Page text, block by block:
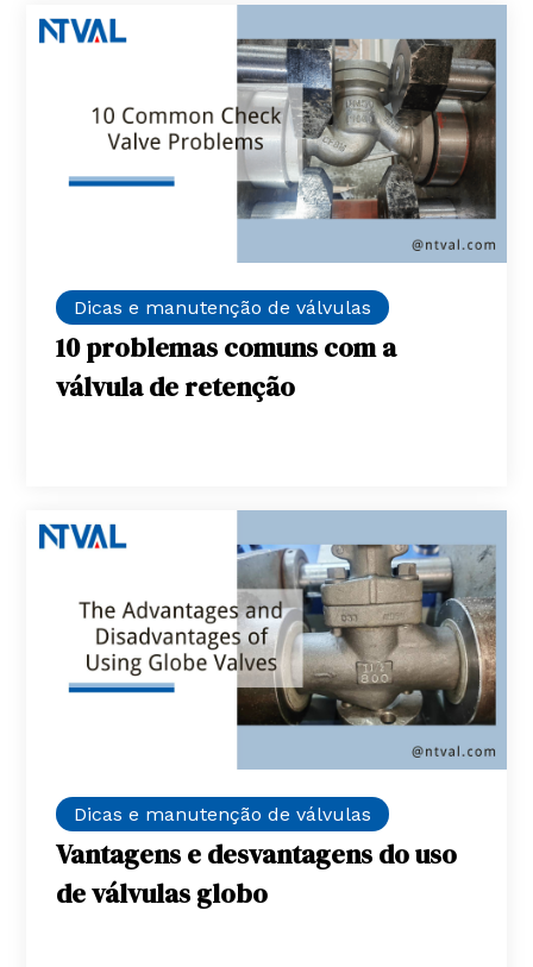
Dicas e manutenção de válvulas
10 problemas comuns com a
válvula de retenção
Dicas e manutenção de válvulas
Vantagens e desvantagens do uso
de válvulas globo